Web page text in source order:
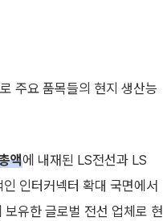
주요 품목들의 현지 생산능
액에 내재된 LS전선과 LS
인터커넥터 확대 국면에서
유한 글로벌 전선 업체로 현